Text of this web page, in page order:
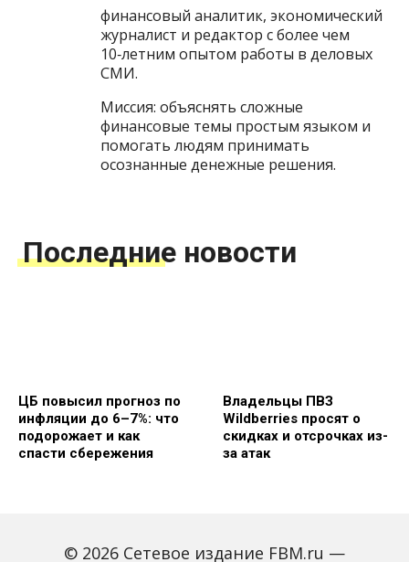
финансовый аналитик, экономический
журналист и редактор с более чем
10‑летним опытом работы в деловых
СМИ.
Миссия: объяснять сложные
финансовые темы простым языком и
помогать людям принимать
осознанные денежные решения.
Последние новости
ЦБ повысил прогноз по
инфляции до 6–7%: что
подорожает и как
спасти сбережения
Владельцы ПВЗ
Wildberries просят о
скидках и отсрочках из-
за атак
© 2026 Сетевое издание FBM.ru —